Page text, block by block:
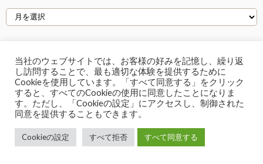
Back to Top
当社のウェブサイトでは、お客様の好みを記憶し、繰り返
し訪問することで、最も適切な体験を提供するために
Cookieを使用しています。「すべて同意する」をクリック
すると、すべてのCookieの使用に同意したことになりま
す。ただし、「Cookieの設定」にアクセスし、制御された
同意を提供することもできます。
Cookieの設定 すべて拒否 すべて同意する